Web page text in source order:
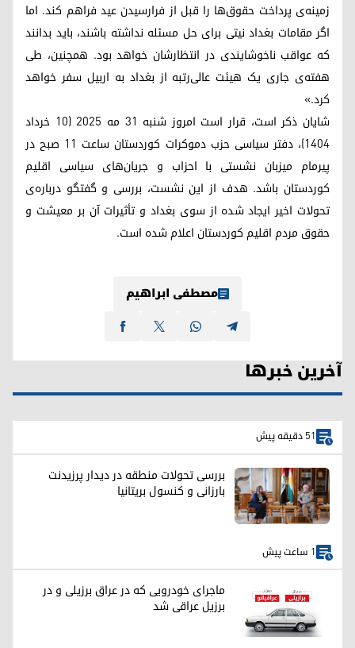
زمینه‌ی پرداخت حقوق‌ها را قبل از فرارسیدن عید فراهم کند. اما
اگر مقامات بغداد نیتی برای حل مسئله نداشته باشند، باید بدانند
که عواقب ناخوشایندی در انتظارشان خواهد بود. همچنین، طی
هفته‌ی جاری یک هیئت عالی‌رتبه از بغداد به اربیل سفر خواهد
کرد.»
شایان ذکر است، قرار است امروز شنبه ۳۱ مه ۲۰۲۵ (۱۰ خرداد
۱۴۰۴)، دفتر سیاسی حزب دموکرات کوردستان ساعت ۱۱ صبح در
پیرمام میزبان نشستی با احزاب و جریان‌های سیاسی اقلیم
کوردستان باشد. هدف از این نشست، بررسی و گفتگو درباره‌ی
تحولات اخیر ایجاد شده از سوی بغداد و تأثیرات آن بر معیشت و
حقوق مردم اقلیم کوردستان اعلام شده است.
مصطفی ابراهیم
آخرین خبرها
51 دقیقه پیش
بررسی تحولات منطقه در دیدار پرزیدنت
بارزانی و کنسول بریتانیا
1 ساعت پیش
ماجرای خودرویی که در عراق برزیلی و در
برزیل عراقی شد